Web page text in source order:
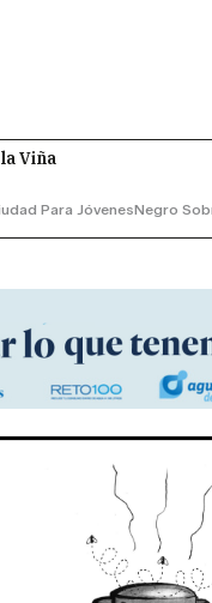
Viña
Para JóvenesNegro